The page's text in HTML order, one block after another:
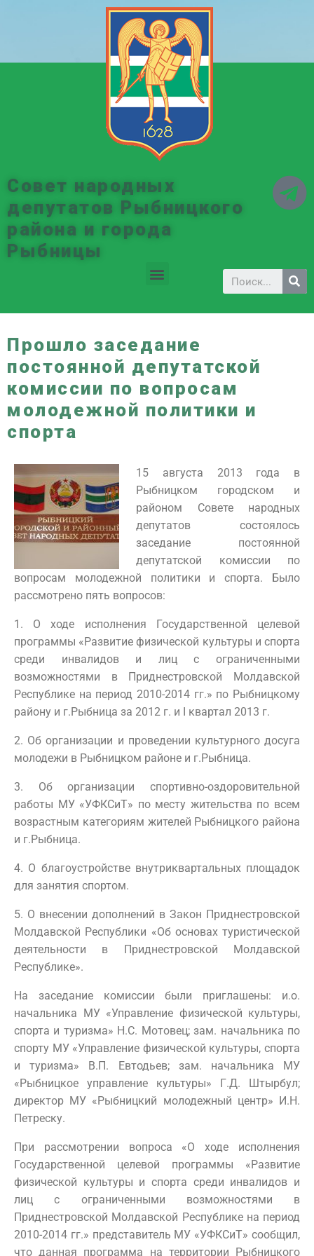
Совет народных
депутатов Рыбницкого
района и города
Рыбницы
Прошло заседание
постоянной депутатской
комиссии по вопросам
молодежной политики и
спорта
15 августа 2013 года в
Рыбницком городском и
районом Совете народных
депутатов состоялось
заседание постоянной
депутатской комиссии по
вопросам молодежной политики и спорта. Было
рассмотрено пять вопросов:
1. О ходе исполнения Государственной целевой
программы «Развитие физической культуры и спорта
среди инвалидов и лиц с ограниченными
возможностями в Приднестровской Молдавской
Республике на период 2010-2014 гг.» по Рыбницкому
району и г.Рыбница за 2012 г. и I квартал 2013 г.
2. Об организации и проведении культурного досуга
молодежи в Рыбницком районе и г.Рыбница.
3. Об организации спортивно-оздоровительной
работы МУ «УФКСиТ» по месту жительства по всем
возрастным категориям жителей Рыбницкого района
и г.Рыбница.
4. О благоустройстве внутриквартальных площадок
для занятия спортом.
5. О внесении дополнений в Закон Приднестровской
Молдавской Республики «Об основах туристической
деятельности в Приднестровской Молдавской
Республике».
На заседание комиссии были приглашены: и.о.
начальника МУ «Управление физической культуры,
спорта и туризма» Н.С. Мотовец; зам. начальника по
спорту МУ «Управление физической культуры, спорта
и туризма» В.П. Евтодьев; зам. начальника МУ
«Рыбницкое управление культуры» Г.Д. Штырбул;
директор МУ «Рыбницкий молодежный центр» И.Н.
Петреску.
При рассмотрении вопроса «О ходе исполнения
Государственной целевой программы «Развитие
физической культуры и спорта среди инвалидов и
лиц с ограниченными возможностями в
Приднестровской Молдавской Республике на период
2010-2014 гг.» представитель МУ «УФКСиТ» сообщил,
что данная программа на территории Рыбницкого